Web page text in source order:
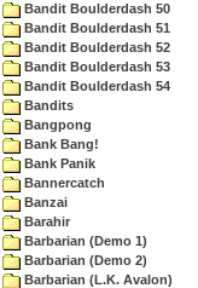
Bandit Boulderdash 50
Bandit Boulderdash 51
Bandit Boulderdash 52
Bandit Boulderdash 53
Bandit Boulderdash 54
Bandits
Bangpong
Bank Bang!
Bank Panik
Bannercatch
Banzai
Barahir
Barbarian (Demo 1)
Barbarian (Demo 2)
Barbarian (L.K. Avalon)